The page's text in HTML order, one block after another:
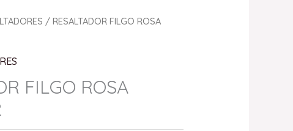
/ RESALTADOR FILGO ROSA
FILGO ROSA